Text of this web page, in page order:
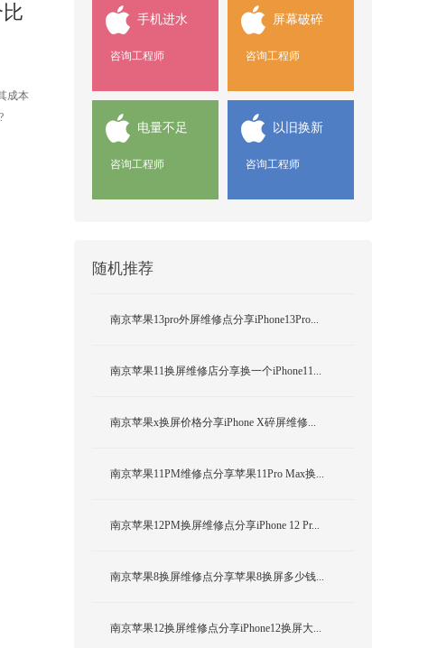
成本
手机进水
咨询工程师
屏幕破碎
咨询工程师
电量不足
咨询工程师
以旧换新
咨询工程师
随机推荐
南京苹果13pro外屏维修点分享iPhone13Pro...
南京苹果11换屏维修店分享换一个iPhone11...
南京苹果x换屏价格分享iPhone X碎屏维修...
南京苹果11PM维修点分享苹果11Pro Max换...
南京苹果12PM换屏维修点分享iPhone 12 Pr...
南京苹果8换屏维修点分享苹果8换屏多少钱...
南京苹果12换屏维修点分享iPhone12换屏大...